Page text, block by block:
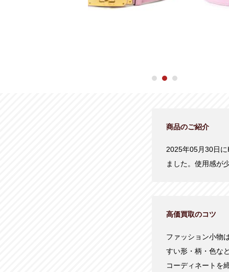
商品のご紹介
2025年05月30日
ました。使用感が
高価買取のコツ
ファッション小物
すい形・柄・色な
コーディネートを